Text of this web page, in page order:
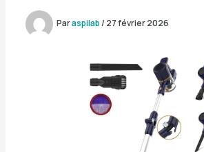
Paraspilab/ 27 février 2026